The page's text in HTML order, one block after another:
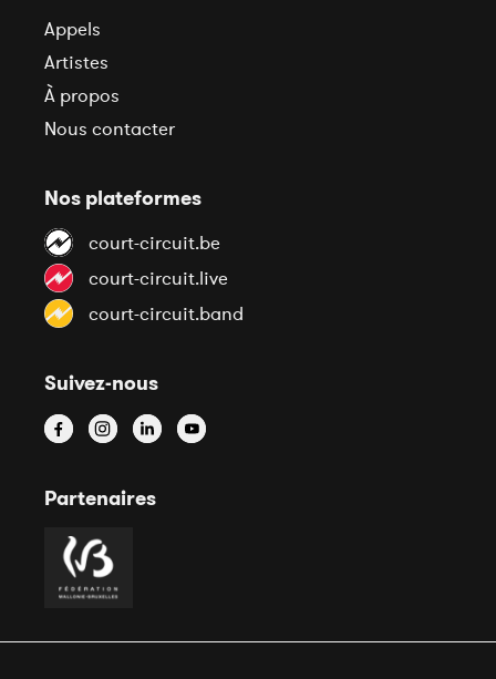
Appels
Artistes
À propos
Nous contacter
Nos plateformes
court-circuit.be
court-circuit.live
court-circuit.band
Suivez-nous
Partenaires